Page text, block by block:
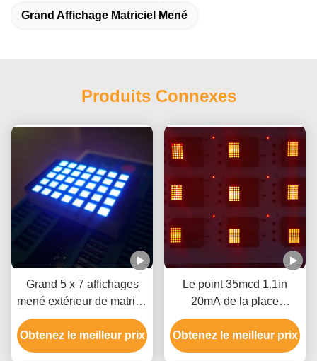
Grand Affichage Matriciel Mené
Produits Connexes
Grand 5 x 7 affichages
mené extérieur de matrice
de points, écran de 1,54
pouces LED Matrix pour
la publicité
Obtenez le meilleur prix
Le point 35mcd 1.1in
20mA de la place
3.39mm a mené le
panneau d'affichage
matriciel
Obtenez le meilleur prix